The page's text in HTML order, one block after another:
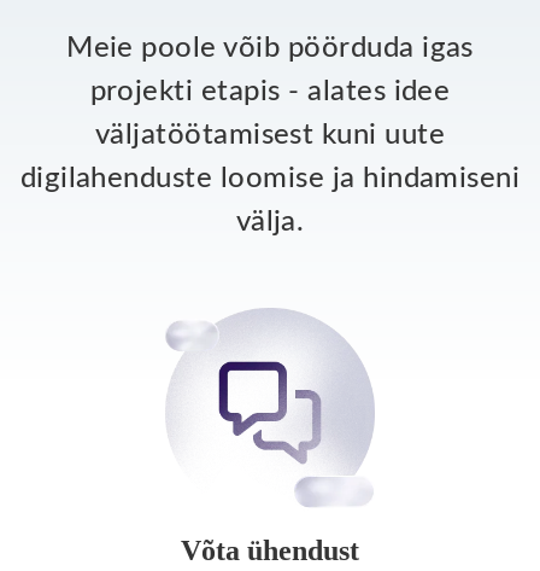
Meie poole võib pöörduda igas
projekti etapis - alates idee
väljatöötamisest kuni uute
digilahenduste loomise ja hindamiseni
välja.
Võta ühendust